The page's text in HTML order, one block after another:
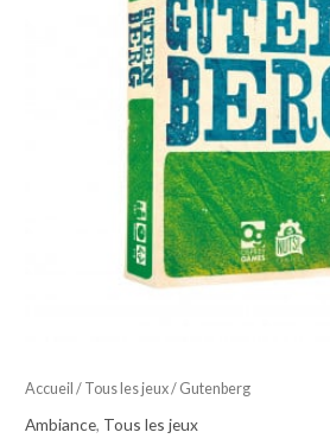
Accueil / Tous les jeux/ Gutenberg
Ambiance, Tous les jeux